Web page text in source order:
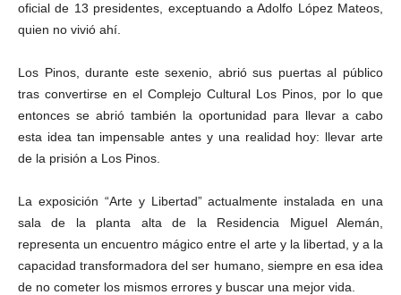
oficial de 13 presidentes, exceptuando a Adolfo López Mateos,
quien no vivió ahí.
Los Pinos, durante este sexenio, abrió sus puertas al público
tras convertirse en el Complejo Cultural Los Pinos, por lo que
entonces se abrió también la oportunidad para llevar a cabo
esta idea tan impensable antes y una realidad hoy: llevar arte
de la prisión a Los Pinos.
La exposición “Arte y Libertad” actualmente instalada en una
sala de la planta alta de la Residencia Miguel Alemán,
representa un encuentro mágico entre el arte y la libertad, y a la
capacidad transformadora del ser humano, siempre en esa idea
de no cometer los mismos errores y buscar una mejor vida.